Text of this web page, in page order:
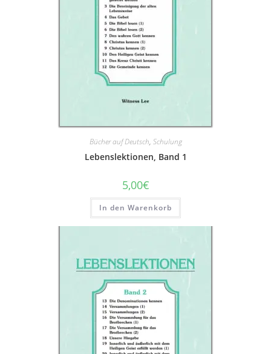
Bücher auf Deutsch, Schulung
Lebenslektionen, Band 1
5,00€
In den Warenkorb